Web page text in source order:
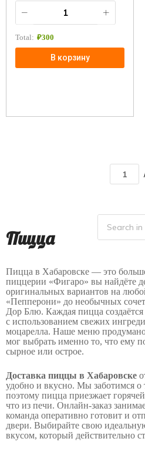
Total: ₽300
В корзину
Пицца
Пицца в Хабаровске — это
пиццерии «Фигаро» вы найдёте
оригинальных вариантов на
«Пепперони» до необычных
Дор Блю. Каждая пицца
с использованием свежих
моцарелла. Наше меню
мог выбрать именно то, что ему
сырное или острое.
Доставка пиццы в Хабаровске
удобно и вкусно. Мы заботимся о
поэтому пицца приезжает
что из печи. Онлайн-заказ
команда оперативно готовит и
двери. Выбирайте свою
вкусом, который действительно